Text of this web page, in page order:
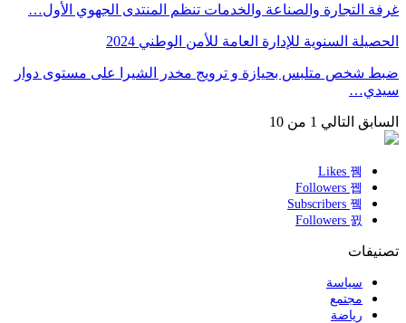
غرفة التجارة والصناعة والخدمات تنظم المنتدى الجهوي الأول…
الحصيلة السنوية للإدارة العامة للأمن الوطني 2024
ضبط شخص متلبس بحيازة و ترويج مخدر الشيرا على مستوى دوار
سيدي…
السابق التالي 1 من 10
تصنيفات
سياسة
مجتمع
رياضة